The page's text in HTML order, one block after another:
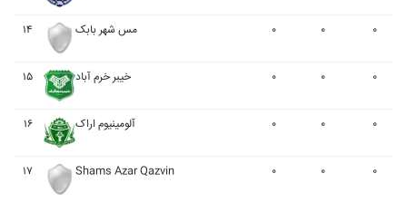
۱۴ مس شهر بابک ۰ ۰ ۰
۱۵ خيبر خرم آباد ۰ ۰ ۰
۱۶ آلومينيوم اراک ۰ ۰ ۰
۱۷ Shams Azar Qazvin ۰ ۰ ۰